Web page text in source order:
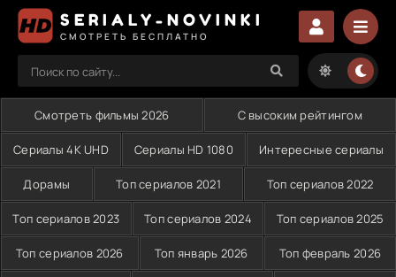
SERIALY-NOVINKI
СМОТРЕТЬ БЕСПЛАТНО
Смотреть фильмы 2026 С высоким рейтингом
Сериалы 4K UHD Сериалы HD 1080 Интересные сериалы
Дорамы Топ сериалов 2021 Топ сериалов 2022
Топ сериалов 2023 Топ сериалов 2024 Топ сериалов 2025
Топ сериалов 2026 Топ январь 2026 Топ февраль 2026